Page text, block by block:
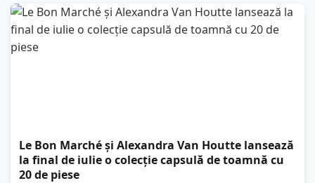
Le Bon Marché și Alexandra Van Houtte lansează
la final de iulie o colecție capsulă de toamnă cu
20 de piese